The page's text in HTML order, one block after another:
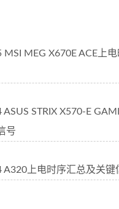
MEG X670E ACE上
STRIX X570-E
号
A320上电时序汇总及关键